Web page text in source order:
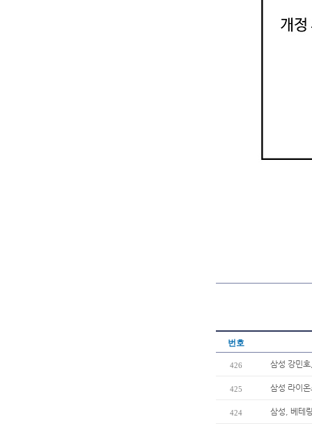
번호
426 삼성 강민
425 삼성 라이
424 삼성, 베테